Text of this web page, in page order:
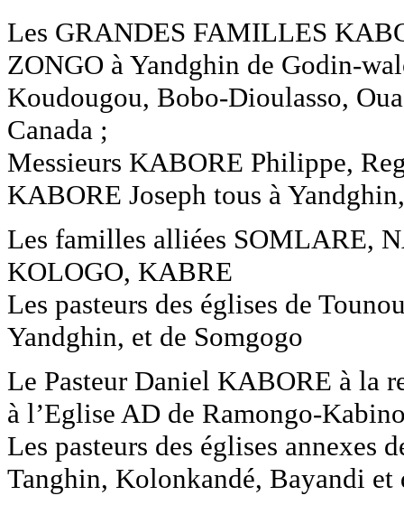
Les GRANDES FAMILLES
ZONGO à Yandghin de Godin-
Koudougou, Bobo-Dioulasso,
Canada ;
Messieurs KABORE Philippe,
KABORE Joseph tous à Yandghin,
Les familles alliées SOMLARE,
KOLOGO, KABRE
Les pasteurs des églises de
Yandghin, et de Somgogo
Le Pasteur Daniel KABORE à la
à l’Eglise AD de Ramongo-
Les pasteurs des églises
Tanghin, Kolonkandé, Bayandi et